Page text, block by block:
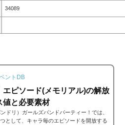
34089
ントDB
エピソード(メモリアル)の解放
値と必要素材
ドリ）ガールズバンドパーティー！では、
として、キャラ毎のエピソードを開放する